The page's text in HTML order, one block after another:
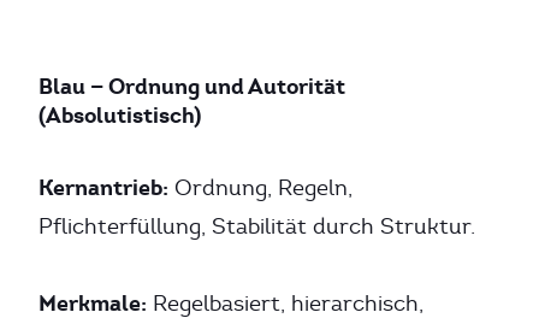
Blau — Ordnung und Autorität
(Absolutistisch)
Kernantrieb: Ordnung, Regeln,
Pflichterfüllung, Stabilität durch Struktur.
Merkmale: Regelbasiert, hierarchisch,